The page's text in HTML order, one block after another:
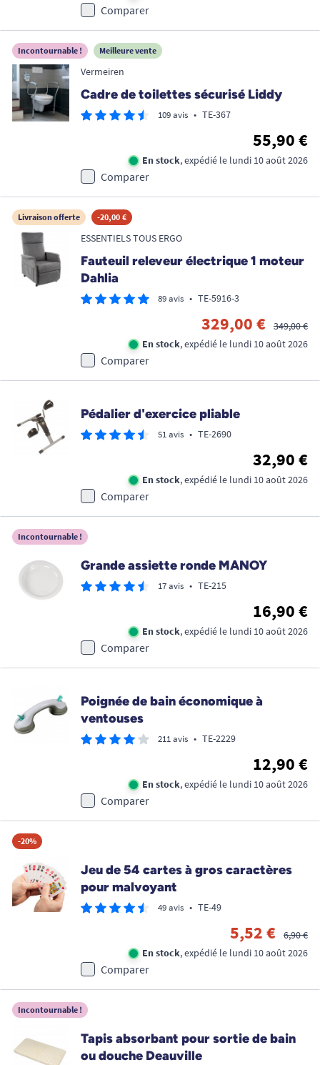
Comparer
Incontournable ! Meilleure vente
Vermeiren
Cadre de toilettes sécurisé Liddy
109 avis • TE-367
55,90 €
En stock, expédié le lundi 10 août 2026
Comparer
Livraison offerte -20,00 €
ESSENTIELS TOUS ERGO
Fauteuil releveur électrique 1 moteur
Dahlia
89 avis • TE-5916-3
329,00 €
349,00 €
En stock, expédié le lundi 10 août 2026
Comparer
Pédalier d'exercice pliable
51 avis • TE-2690
32,90 €
En stock, expédié le lundi 10 août 2026
Comparer
Incontournable !
Grande assiette ronde MANOY
17 avis • TE-215
16,90 €
En stock, expédié le lundi 10 août 2026
Comparer
Poignée de bain économique à
ventouses
211 avis • TE-2229
12,90 €
En stock, expédié le lundi 10 août 2026
Comparer
-20%
Jeu de 54 cartes à gros caractères
pour malvoyant
49 avis • TE-49
5,52 €
6,90 €
En stock, expédié le lundi 10 août 2026
Comparer
Incontournable !
Tapis absorbant pour sortie de bain
ou douche Deauville